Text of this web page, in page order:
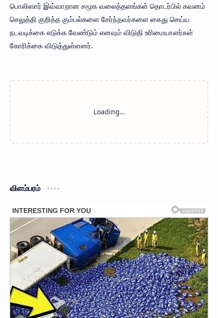
பொலிஸார் இவ்வாறான சமூக வலைத்தளங்கள் தொடர்பில் கவனம்
செலுத்தி குறித்த கும்பல்களை சேர்ந்தவர்களை கைது செய்ய
நடவடிக்கை எடுக்க வேண்டும் எனவும் விடுதி உரிமையாளர்கள்
கோரிக்கை விடுத்துள்ளனர்.
விளம்பரம்